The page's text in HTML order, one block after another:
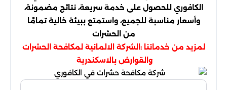
الكافوري للحصول على خدمة سريعة، نتائج مضمونة،
وأسعار مناسبة للجميع، واستمتع ببيئة خالية تمامًا
من الحشرات
لمزيد من خدماتنا : الشركة الالمانية لمكافحة الحشرات
والقوارض بالاسكندرية